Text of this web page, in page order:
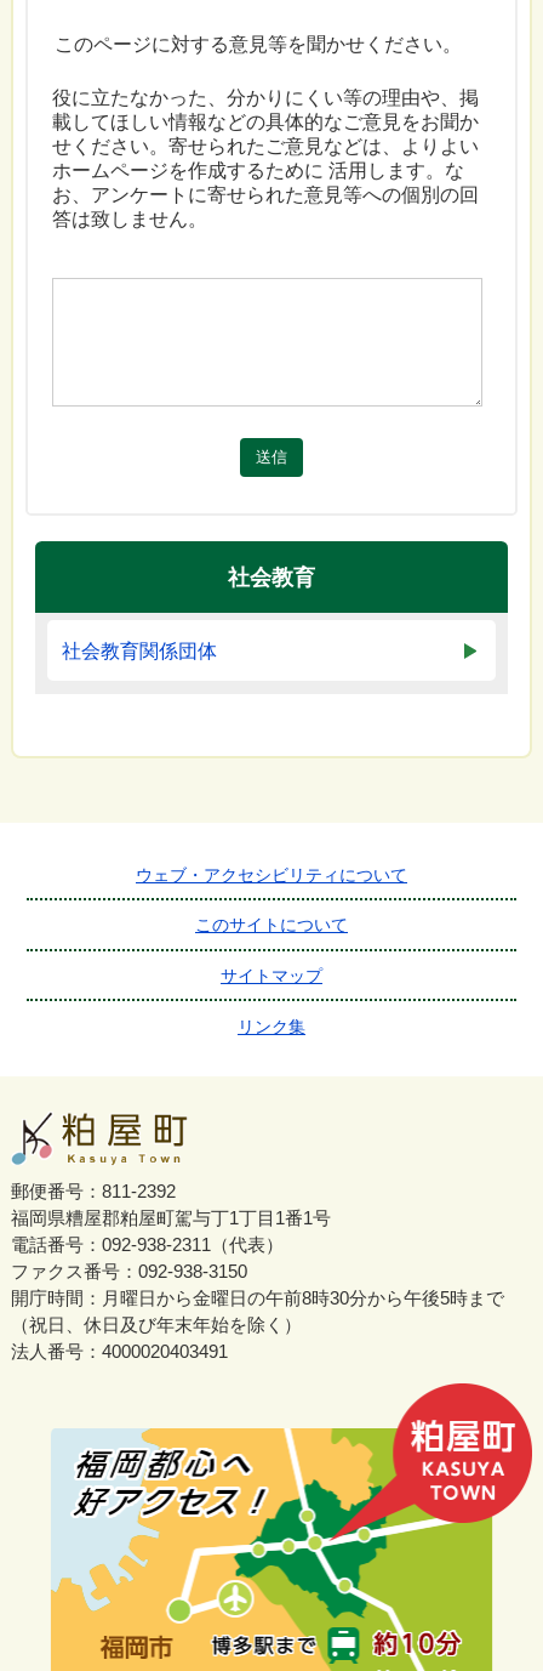
このページに対する意見等を聞かせください。
役に立たなかった、分かりにくい等の理由や、掲
載してほしい情報などの具体的なご意見をお聞か
せください。寄せられたご意見などは、よりよい
ホームページを作成するために 活用します。な
お、アンケートに寄せられた意見等への個別の回
答は致しません。
送信
社会教育
社会教育関係団体
ウェブ・アクセシビリティについて
このサイトについて
サイトマップ
リンク集
郵便番号：811-2392
福岡県糟屋郡粕屋町駕与丁1丁目1番1号
電話番号：092-938-2311（代表）
ファクス番号：092-938-3150
開庁時間：月曜日から金曜日の午前8時30分から午後5時まで
（祝日、休日及び年末年始を除く）
法人番号：4000020403491